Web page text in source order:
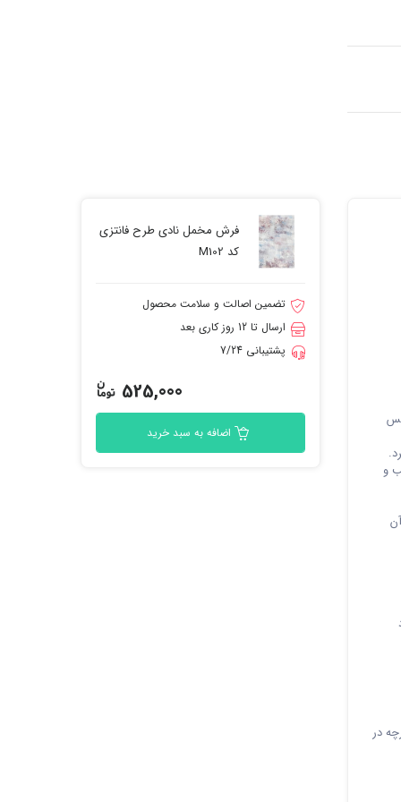
و
در
فرش مخمل نادی طرح فانتزی
کد M102
تضمین اصالت و سلامت محصول
ارسال تا 12 روز کاری بعد
پشتیبانی 7/24
525,000
اضافه به سبد خرید